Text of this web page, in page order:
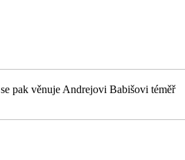
se pak věnuje Andrejovi Babišovi téměř